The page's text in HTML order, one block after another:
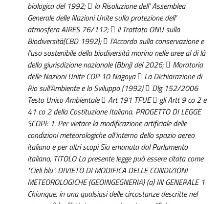
biologica del 1992;  la Risoluzione dell’ Assemblea
Generale delle Nazioni Unite sulla protezione dell’
atmosfera AIRES 76/112;  il Trattato ONU sulla
Biodiversità(CBD 1992);  l’Accordo sulla conservazione e
l’uso sostenibile della biodiversità marina nelle aree al di là
della giurisdizione nazionale (Bbnj) del 2026;  Moratoria
delle Nazioni Unite COP 10 Nagoya  La Dichiarazione di
Rio sull’Ambiente e lo Sviluppo (1992)  Dlg 152/2006
Testo Unico Ambientale  Art.191 TFUE  gli Artt 9 co 2 e
41 co 2 della Costituzione Italiana. PROGETTO DI LEGGE
SCOPI: 1. Per vietare la modificazione artificiale delle
condizioni meteorologiche all'interno dello spazio aereo
italiano e per altri scopi Sia emanata dal Parlamento
italiano, TITOLO La presente legge può essere citata come
"Cieli blu". DIVIETO DI MODIFICA DELLE CONDIZIONI
METEOROLOGICHE (GEOINGEGNERIA) (a) IN GENERALE 1
Chiunque, in una qualsiasi delle circostanze descritte nel